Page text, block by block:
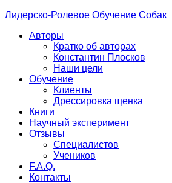
Лидерско-Ролевое Обучение Собак
Авторы
Кратко об авторах
Константин Плосков
Наши цели
Обучение
Клиенты
Дрессировка щенка
Книги
Научный эксперимент
Отзывы
Специалистов
Учеников
F.A.Q.
Контакты